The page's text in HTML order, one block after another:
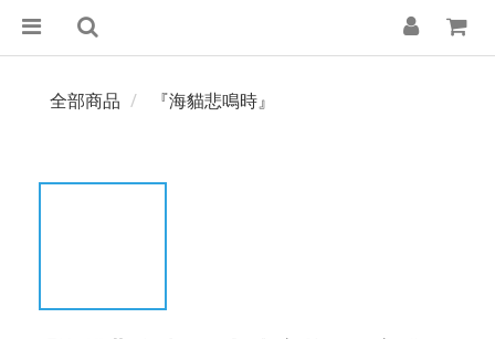
全部商品 『海貓悲鳴時』